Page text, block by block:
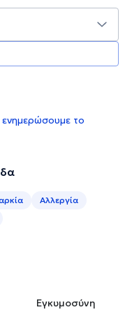
ενημερώσουμε το
Αλλεργία
Εγκυμοσύνη